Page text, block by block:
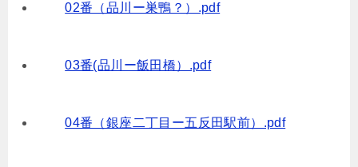
02番（品川ー巣鴨？）.pdf
03番(品川ー飯田橋）.pdf
04番（銀座二丁目ー五反田駅前）.pdf